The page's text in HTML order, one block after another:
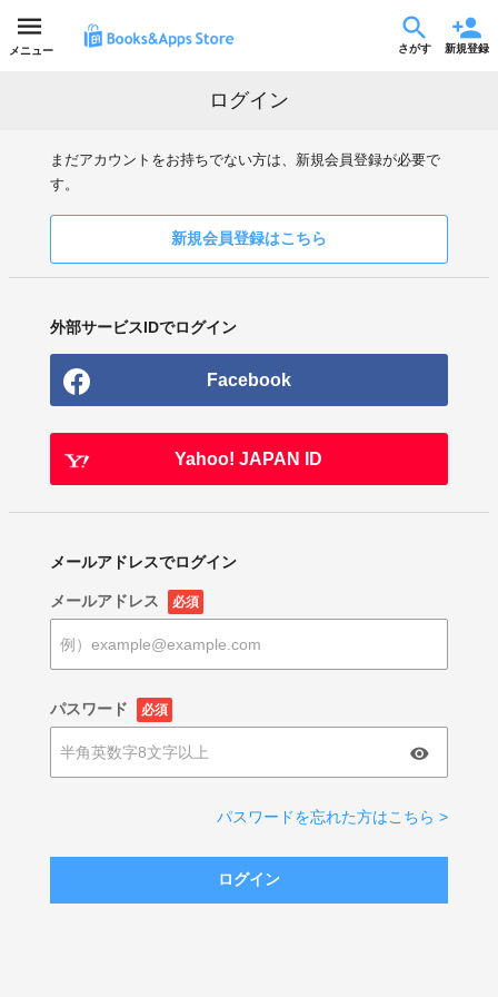
メニュー さがす 新規登録
ログイン
まだアカウントをお持ちでない方は、新規会員登録が必要で
す。
新規会員登録はこちら
外部サービスIDでログイン
Facebook
Yahoo! JAPAN ID
メールアドレスでログイン
メールアドレス 必須
パスワード 必須
パスワードを忘れた方はこちら >
ログイン